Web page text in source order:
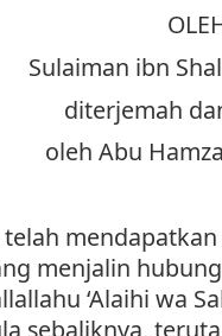
Sulaiman ibn
diterjemah
oleh Abu
telah
menjalin
‘Alaihi wa
sebaliknya,